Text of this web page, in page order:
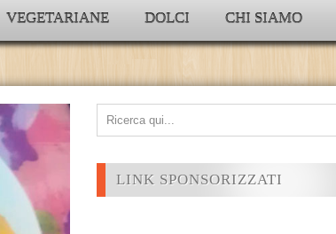
VEGETARIANE DOLCI CHI SIAMO
LINK SPONSORIZZATI